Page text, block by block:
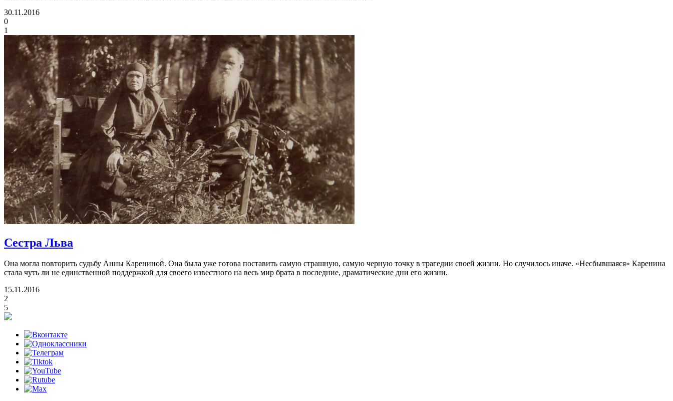
30.11.2016
0
1
Сестра Льва
Она могла повторить судьбу Анны Карениной. Она была уже готова поставить самую страшную, самую черную точку в трагедии своей жизни. Но случилось иначе. «Несбывшаяся» Каренина
стала чуть ли не единственной поддержкой для своего известного на весь мир брата в последние, драматические дни его жизни.
15.11.2016
2
5